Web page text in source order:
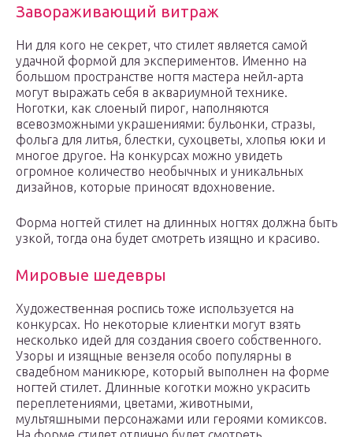
Завораживающий витраж
Ни для кого не секрет, что стилет является самой
удачной формой для экспериментов. Именно на
большом пространстве ногтя мастера нейл-арта
могут выражать себя в аквариумной технике.
Ноготки, как слоеный пирог, наполняются
всевозможными украшениями: бульонки, стразы,
фольга для литья, блестки, сухоцветы, хлопья юки и
многое другое. На конкурсах можно увидеть
огромное количество необычных и уникальных
дизайнов, которые приносят вдохновение.
Форма ногтей стилет на длинных ногтях должна быть
узкой, тогда она будет смотреть изящно и красиво.
Мировые шедевры
Художественная роспись тоже используется на
конкурсах. Но некоторые клиентки могут взять
несколько идей для создания своего собственного.
Узоры и изящные вензеля особо популярны в
свадебном маникюре, который выполнен на форме
ногтей стилет. Длинные коготки можно украсить
переплетениями, цветами, животными,
мультяшными персонажами или героями комиксов.